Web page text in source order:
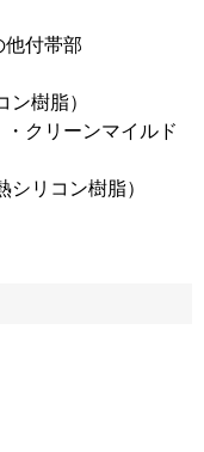
付帯部
ン樹脂）
クリーンマイルド
熱シリコン樹脂）